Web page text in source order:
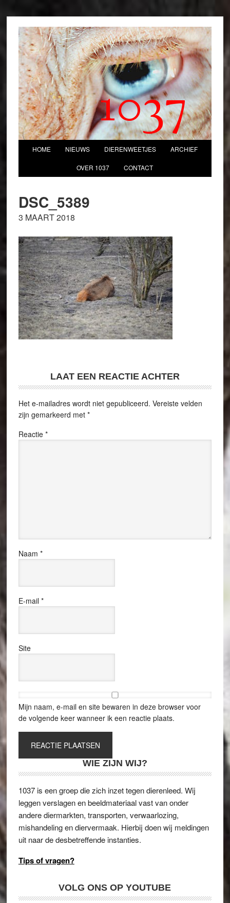
1037
HOME NIEUWS DIERENWEETJES ARCHIEF
OVER 1037 CONTACT
DSC_5389
3 MAART 2018
LAAT EEN REACTIE ACHTER
Het e-mailadres wordt niet gepubliceerd. Vereiste velden
zijn gemarkeerd met *
Reactie *
Naam *
E-mail *
Site
Mijn naam, e-mail en site bewaren in deze browser voor
de volgende keer wanneer ik een reactie plaats.
WIE ZIJN WIJ?
1037 is een groep die zich inzet tegen dierenleed. Wij
leggen verslagen en beeldmateriaal vast van onder
andere diermarkten, transporten, verwaarlozing,
mishandeling en diervermaak. Hierbij doen wij meldingen
uit naar de desbetreffende instanties.
Tips of vragen?
VOLG ONS OP YOUTUBE